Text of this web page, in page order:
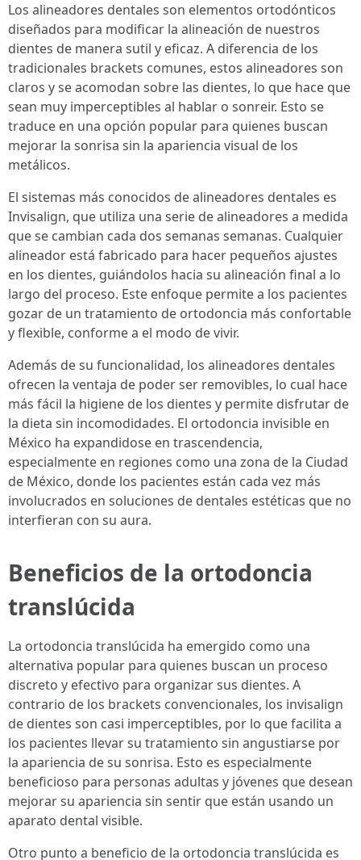
Los alineadores dentales son elementos ortodónticos
diseñados para modificar la alineación de nuestros
dientes de manera sutil y eficaz. A diferencia de los
tradicionales brackets comunes, estos alineadores son
claros y se acomodan sobre las dientes, lo que hace que
sean muy imperceptibles al hablar o sonreir. Esto se
traduce en una opción popular para quienes buscan
mejorar la sonrisa sin la apariencia visual de los
metálicos.
El sistemas más conocidos de alineadores dentales es
Invisalign, que utiliza una serie de alineadores a medida
que se cambian cada dos semanas semanas. Cualquier
alineador está fabricado para hacer pequeños ajustes
en los dientes, guiándolos hacia su alineación final a lo
largo del proceso. Este enfoque permite a los pacientes
gozar de un tratamiento de ortodoncia más confortable
y flexible, conforme a el modo de vivir.
Además de su funcionalidad, los alineadores dentales
ofrecen la ventaja de poder ser removibles, lo cual hace
más fácil la higiene de los dientes y permite disfrutar de
la dieta sin incomodidades. El ortodoncia invisible en
México ha expandidose en trascendencia,
especialmente en regiones como una zona de la Ciudad
de México, donde los pacientes están cada vez más
involucrados en soluciones de dentales estéticas que no
interfieran con su aura.
Beneficios de la ortodoncia
translúcida
La ortodoncia translúcida ha emergido como una
alternativa popular para quienes buscan un proceso
discreto y efectivo para organizar sus dientes. A
contrario de los brackets convencionales, los invisalign
de dientes son casi imperceptibles, por lo que facilita a
los pacientes llevar su tratamiento sin angustiarse por
la apariencia de su sonrisa. Esto es especialmente
beneficioso para personas adultas y jóvenes que desean
mejorar su apariencia sin sentir que están usando un
aparato dental visible.
Otro punto a beneficio de la ortodoncia translúcida es